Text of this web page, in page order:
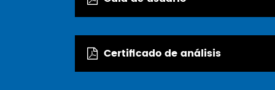
Certificado de análisis